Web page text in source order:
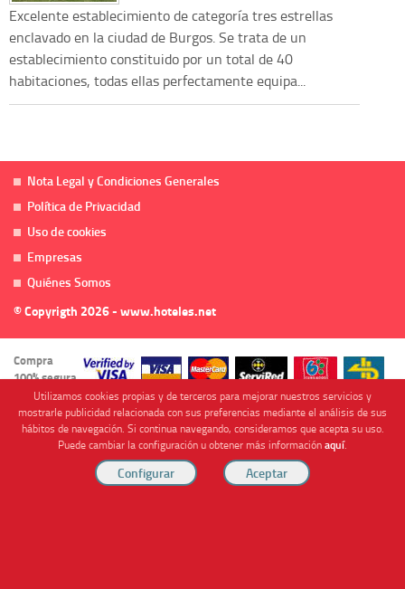
Excelente establecimiento de categoría tres estrellas
enclavado en la ciudad de Burgos. Se trata de un
establecimiento constituido por un total de 40
habitaciones, todas ellas perfectamente equipa...
Nota Legal y Condiciones Generales
Política de Privacidad
Uso de cookies
Empresas
Quiénes Somos
© Copyrigth 2026 - www.hoteles.net
Compra
100% segura
Cofinanciado por
Utilizamos cookies propias y de terceros para mejorar nuestros servicios y
mostrarle publicidad relacionada con sus preferencias mediante el análisis de sus
hábitos de navegación. Si continua navegando, consideramos que acepta su uso.
Puede cambiar la configuración u obtener más informaciónaquí.